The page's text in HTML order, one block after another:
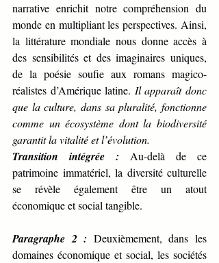
narrative enrichit notre compréhension du
monde en multipliant les perspectives. Ainsi,
la littérature mondiale nous donne accès à
des sensibilités et des imaginaires uniques,
de la poésie soufie aux romans magico-
réalistes d’Amérique latine. Il apparaît donc
que la culture, dans sa pluralité, fonctionne
comme un écosystème dont la biodiversité
garantit la vitalité et l’évolution.
Transition intégrée : Au-delà de ce
patrimoine immatériel, la diversité culturelle
se révèle également être un atout
économique et social tangible.
Paragraphe 2 : Deuxièmement, dans les
domaines économique et social, les sociétés